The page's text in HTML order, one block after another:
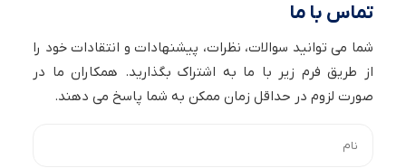
تماس با ما
شما می توانید سوالات، نظرات، پیشنهادات و انتقادات خود را
از طریق فرم زیر با ما به اشتراک بگذارید. همکاران ما در
صورت لزوم در حداقل زمان ممکن به شما پاسخ می دهند.